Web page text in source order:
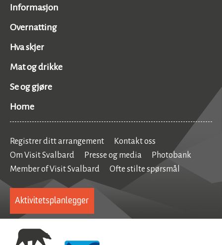
Informasjon
Overnatting
Hva skjer
Mat og drikke
Se og gjøre
Home
Registrer ditt arrangement
Kontakt oss
Om Visit Svalbard
Presse og media
Photobank
Member of Visit Svalbard
Ofte stilte spørsmål
Aktivitetsplanlegger